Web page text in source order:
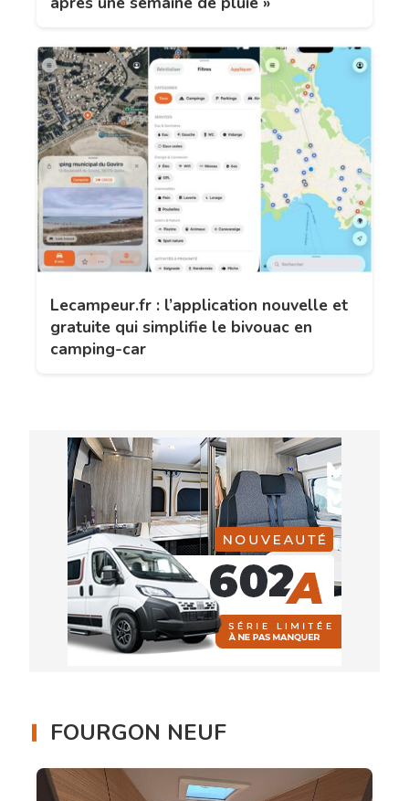
Lecampeur.fr : l’application nouvelle et
gratuite qui simplifie le bivouac en
camping-car
FOURGON NEUF